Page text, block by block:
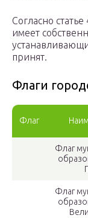
Согласно
имеет
принят.
Флаги
Флаг
Флаг
Флаг